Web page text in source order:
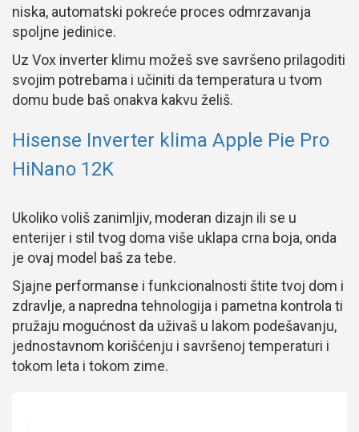
niska, automatski pokreće proces odmrzavanja
spoljne jedinice.
Uz Vox inverter klimu možeš sve savršeno prilagoditi
svojim potrebama i učiniti da temperatura u tvom
domu bude baš onakva kakvu želiš.
Hisense Inverter klima Apple Pie Pro
HiNano 12K
Ukoliko voliš zanimljiv, moderan dizajn ili se u
enterijer i stil tvog doma više uklapa crna boja, onda
je ovaj model baš za tebe.
Sjajne performanse i funkcionalnosti štite tvoj dom i
zdravlje, a napredna tehnologija i pametna kontrola ti
pružaju mogućnost da uživaš u lakom podešavanju,
jednostavnom korišćenju i savršenoj temperaturi i
tokom leta i tokom zime.